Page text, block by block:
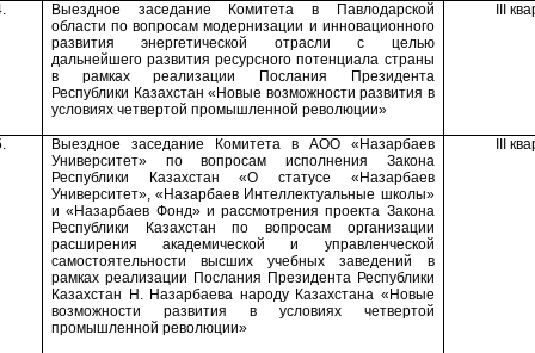
Выездное заседание Комитета в Павлодарской
области по вопросам модернизации и инновационного
развития энергетической отрасли с целью
дальнейшего развития ресурсного потенциала страны
в рамках реализации Послания Президента
Республики Казахстан «Новые возможности развития в
условиях четвертой промышленной революции»
Выездное заседание Комитета в АОО «Назарбаев
Университет» по вопросам исполнения Закона
Республики Казахстан «О статусе «Назарбаев
Университет», «Назарбаев Интеллектуальные школы»
и «Назарбаев Фонд» и рассмотрения проекта Закона
Республики Казахстан по вопросам организации
расширения академической и управленческой
самостоятельности высших учебных заведений в
рамках реализации Послания Президента Республики
Казахстан Н. Назарбаева народу Казахстана «Новые
возможности развития в условиях четвертой
промышленной революции»